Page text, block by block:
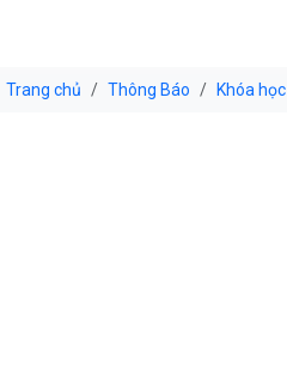
Trang chủ Thông Báo Khóa học